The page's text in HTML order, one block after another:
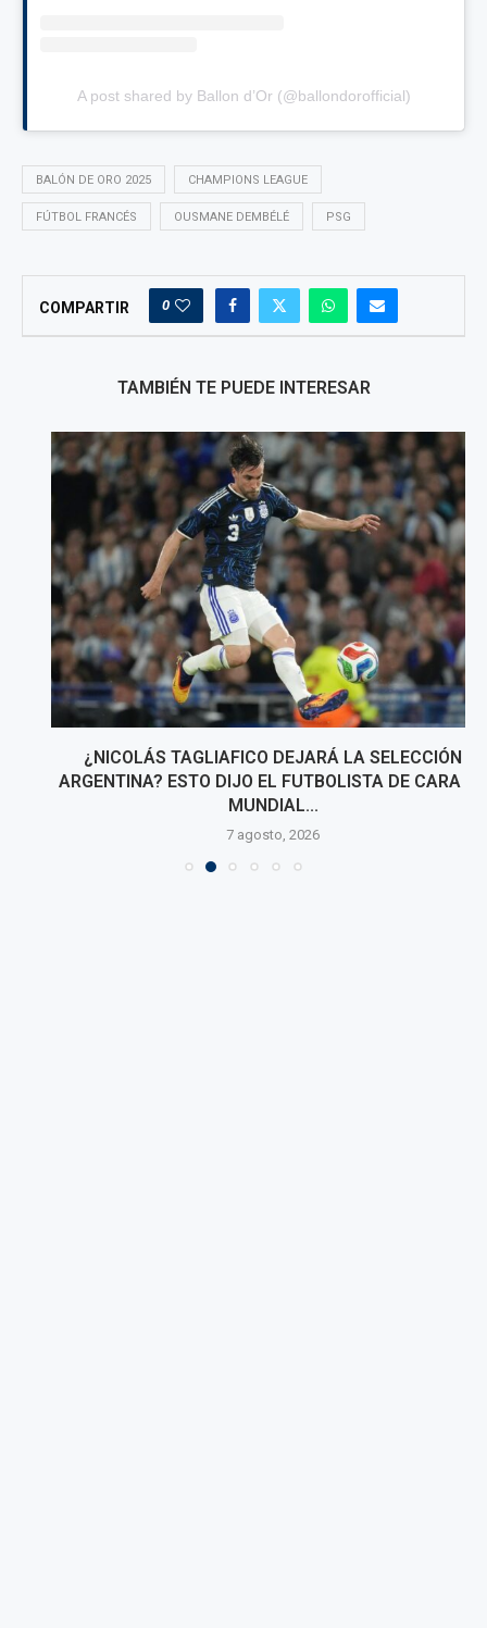
A post shared by Ballon d’Or (@ballondorofficial)
BALÓN DE ORO 2025 CHAMPIONS LEAGUE
FÚTBOL FRANCÉS OUSMANE DEMBÉLÉ PSG
COMPARTIR 0
TAMBIÉN TE PUEDE INTERESAR
¿NICOLÁS TAGLIAFICO DEJARÁ LA SELECCIÓN
ARGENTINA? ESTO DIJO EL FUTBOLISTA DE CARA AL
MUNDIAL...
7 agosto, 2026